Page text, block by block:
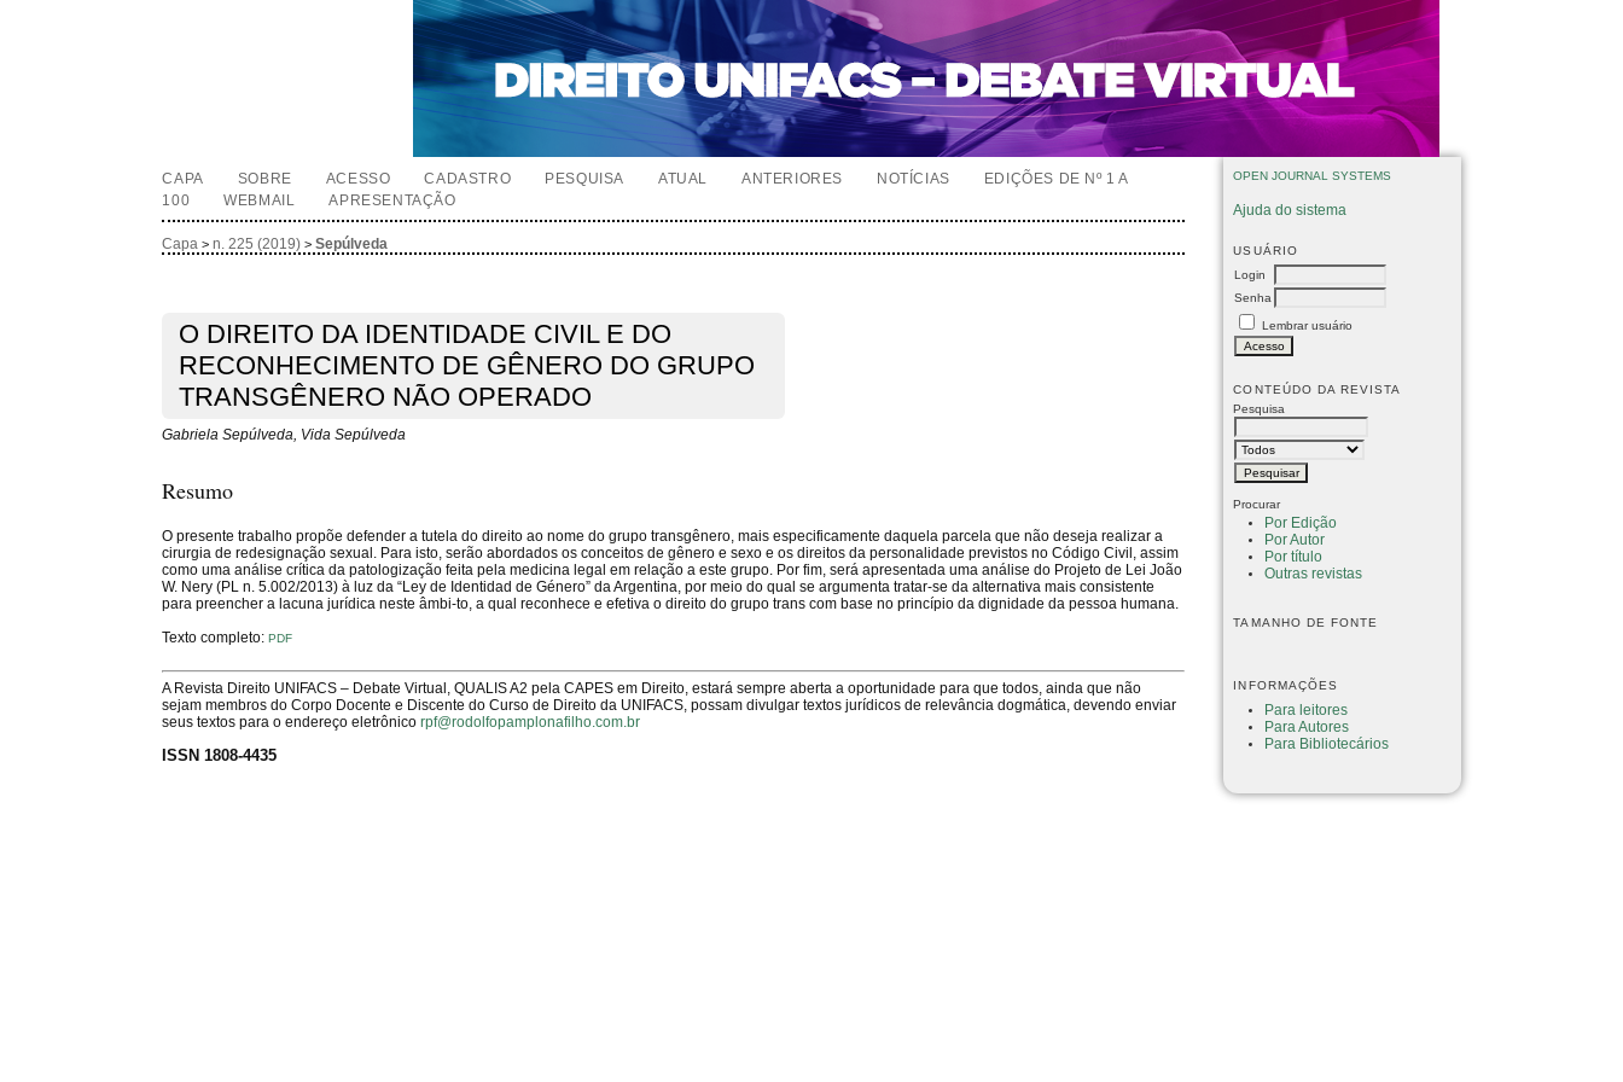
OPEN JOURNAL SYSTEMS
Ajuda do sistema
USUÁRIO
Login
Senha
Lembrar usuário
CONTEÚDO DA REVISTA
Pesquisa
Procurar
Por Edição
Por Autor
Por título
Outras revistas
TAMANHO DE FONTE
INFORMAÇÕES
Para leitores
Para Autores
Para Bibliotecários
CAPA SOBRE ACESSO CADASTRO PESQUISA ATUAL ANTERIORES NOTÍCIAS
EDIÇÕES DE Nº 1 A
100
WEBMAIL APRESENTAÇÃO
Capa >n. 225 (2019) >Sepúlveda
O DIREITO DA IDENTIDADE CIVIL E DO
RECONHECIMENTO DE GÊNERO DO GRUPO
TRANSGÊNERO NÃO OPERADO
Gabriela Sepúlveda, Vida Sepúlveda
Resumo
O presente trabalho propõe defender a tutela do direito ao nome do grupo transgênero, mais especificamente daquela parcela que não deseja realizar a
cirurgia de redesignação sexual. Para isto, serão abordados os conceitos de gênero e sexo e os direitos da personalidade previstos no Código Civil, assim
como uma análise crítica da patologização feita pela medicina legal em relação a este grupo. Por fim, será apresentada uma análise do Projeto de Lei João
W. Nery (PL n. 5.002/2013) à luz da “Ley de Identidad de Género” da Argentina, por meio do qual se argumenta tratar-se da alternativa mais consistente
para preencher a lacuna jurídica neste âmbi-to, a qual reconhece e efetiva o direito do grupo trans com base no princípio da dignidade da pessoa humana.
Texto completo:PDF
A Revista Direito UNIFACS – Debate Virtual, QUALIS A2 pela CAPES em Direito, estará sempre aberta a oportunidade para que todos, ainda que não
sejam membros do Corpo Docente e Discente do Curso de Direito da UNIFACS, possam divulgar textos jurídicos de relevância dogmática, devendo enviar
seus textos para o endereço eletrônicorpf@rodolfopamplonafilho.com.br
ISSN 1808-4435